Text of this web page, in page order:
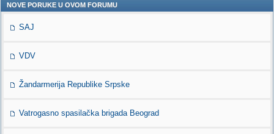
NOVE PORUKE U OVOM FORUMU
SAJ
VDV
Žandarmerija Republike Srpske
Vatrogasno spasilačka brigada Beograd